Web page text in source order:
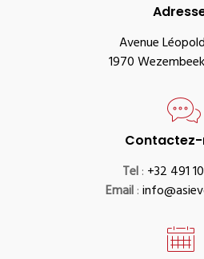
Avenue
1970
Tel: +32 491
Email: